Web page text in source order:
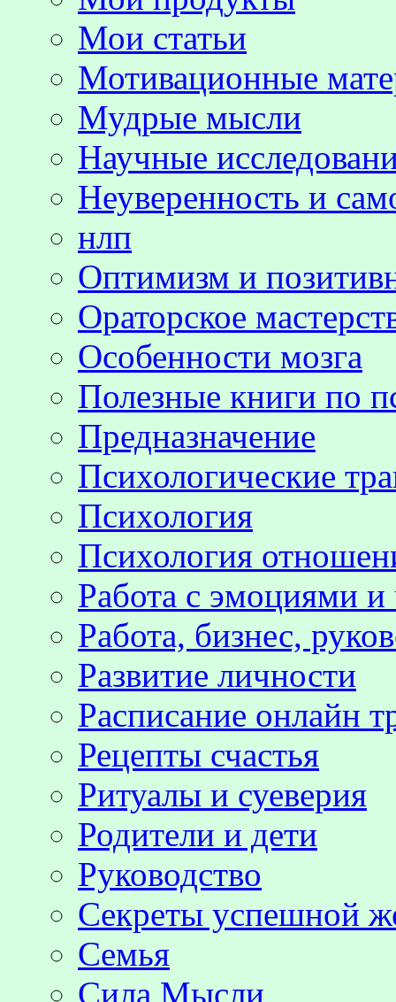
Мои статьи
Мотивационные
Мудрые мысли
Научные
Неуверенность и
нлп
Оптимизм и
Ораторское
Особенности мозга
Полезные книги по
Предназначение
Психологические
Психология
Психология
Работа с эмоциями и
Работа, бизнес,
Развитие личности
Расписание онлайн
Рецепты счастья
Ритуалы и суеверия
Родители и дети
Руководство
Секреты успешной
Семья
Сила Мысли